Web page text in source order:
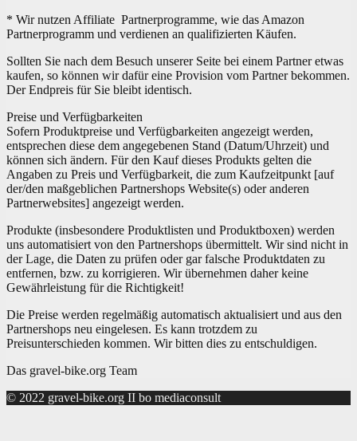
* Wir nutzen Affiliate Partnerprogramme, wie das Amazon
Partnerprogramm und verdienen an qualifizierten Käufen.
Sollten Sie nach dem Besuch unserer Seite bei einem Partner etwas
kaufen, so können wir dafür eine Provision vom Partner bekommen.
Der Endpreis für Sie bleibt identisch.
Preise und Verfügbarkeiten
Sofern Produktpreise und Verfügbarkeiten angezeigt werden,
entsprechen diese dem angegebenen Stand (Datum/Uhrzeit) und
können sich ändern. Für den Kauf dieses Produkts gelten die
Angaben zu Preis und Verfügbarkeit, die zum Kaufzeitpunkt [auf
der/den maßgeblichen Partnershops Website(s) oder anderen
Partnerwebsites] angezeigt werden.
Produkte (insbesondere Produktlisten und Produktboxen) werden
uns automatisiert von den Partnershops übermittelt. Wir sind nicht in
der Lage, die Daten zu prüfen oder gar falsche Produktdaten zu
entfernen, bzw. zu korrigieren. Wir übernehmen daher keine
Gewährleistung für die Richtigkeit!
Die Preise werden regelmäßig automatisch aktualisiert und aus den
Partnershops neu eingelesen. Es kann trotzdem zu
Preisunterschieden kommen. Wir bitten dies zu entschuldigen.
Das gravel-bike.org Team
© 2022 gravel-bike.org II bo mediaconsult